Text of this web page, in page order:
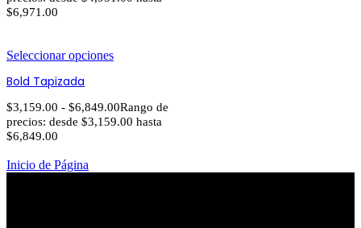
$6,971.00
Seleccionar opciones
Bold Tapizada
$3,159.00 - $6,849.00Rango de
precios: desde $3,159.00 hasta
$6,849.00
Inicio de Página